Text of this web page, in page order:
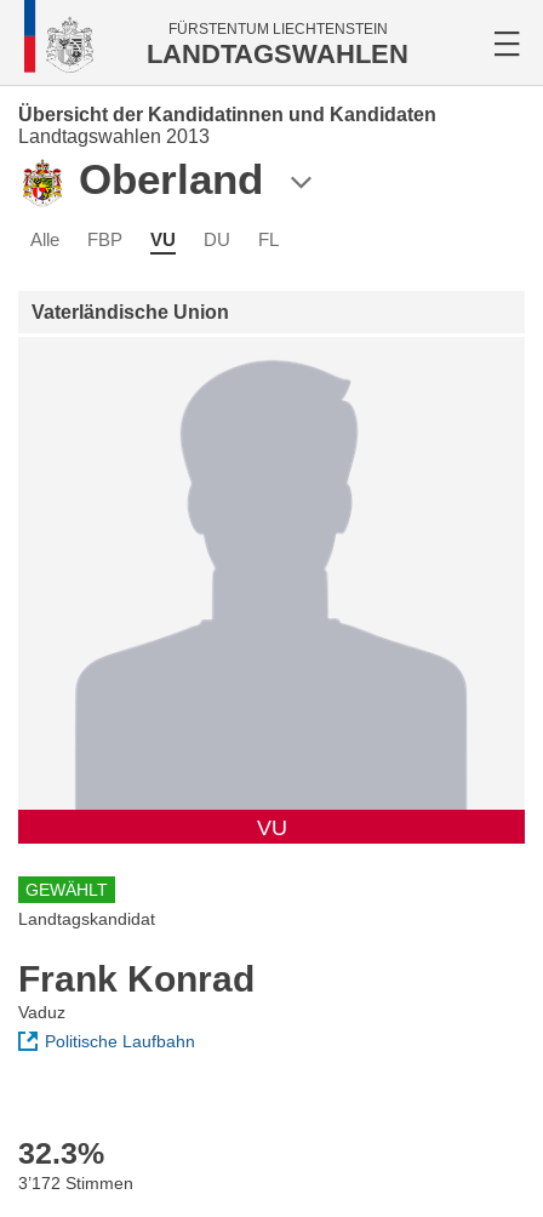
FÜRSTENTUM LIECHTENSTEIN
LANDTAGSWAHLEN
Übersicht der Kandidatinnen und Kandidaten
Landtagswahlen 2013
Oberland
Alle FBP VU DU FL
Vaterländische Union
VU
GEWÄHLT
Landtagskandidat
Frank Konrad
Vaduz
Politische Laufbahn
32.3%
3’172 Stimmen